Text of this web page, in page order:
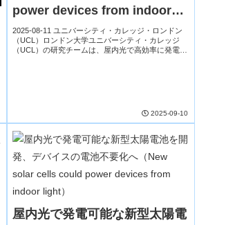
power devices from indoor
light）
2025-08-11 ユニバーシティ・カレッジ・ロンドン
（UCL）ロンドン大学ユニバーシティ・カレッジ
（UCL）の研究チームは、屋内光で高効率に発電で
2025-09-10
屋内光で発電可能な新型太陽電